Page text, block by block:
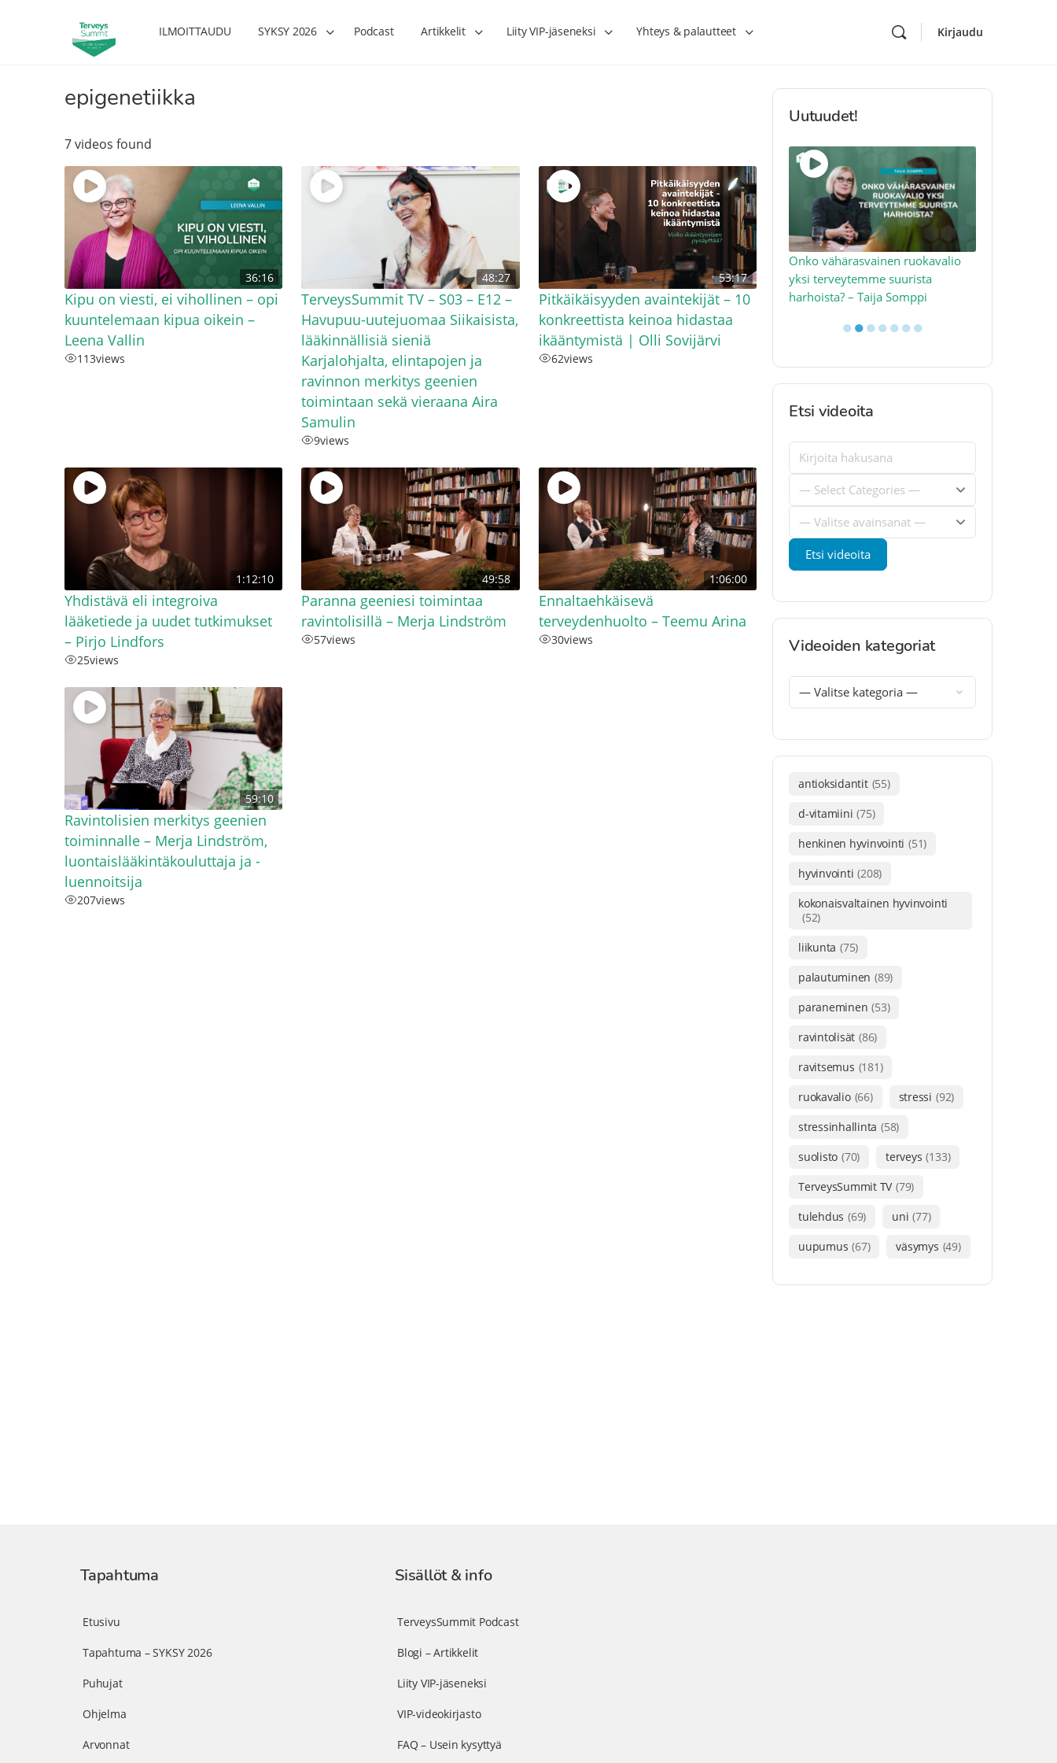
ILMOITTAUDU SYKSY 2026 Podcast Artikkelit Liity VIP-jäseneksi Yhteys & palautteet Kirjaudu
epigenetiikka
7 videos found
36:16
Kipu on viesti, ei vihollinen – opi
kuuntelemaan kipua oikein –
Leena Vallin
113views
48:27
TerveysSummit TV – S03 – E12 –
Havupuu-uutejuomaa Siikaisista,
lääkinnällisiä sieniä
Karjalohjalta, elintapojen ja
ravinnon merkitys geenien
toimintaan sekä vieraana Aira
Samulin
9views
53:17
Pitkäikäisyyden avaintekijät – 10
konkreettista keinoa hidastaa
ikääntymistä | Olli Sovijärvi
62views
1:12:10
Yhdistävä eli integroiva
lääketiede ja uudet tutkimukset
– Pirjo Lindfors
25views
49:58
Paranna geeniesi toimintaa
ravintolisillä – Merja Lindström
57views
1:06:00
Ennaltaehkäisevä
terveydenhuolto – Teemu Arina
30views
59:10
Ravintolisien merkitys geenien
toiminnalle – Merja Lindström,
luontaislääkintäkouluttaja ja -
luennoitsija
207views
Uutuudet!
Lihasharjoittelu on naisen tärkein
hormonihoito – Kaisa Jaakkola
Verisuonet priimakuntoon – näin
tuet verenkiertoa ruuan voimalla –
Hanna Voutilainen
Onko vähärasvainen ruokavalio
yksi terveytemme suurista
harhoista? – Taija Somppi
●●●●●●●
Etsi videoita
Videoiden kategoriat
antioksidantit (55)
d-vitamiini (75)
henkinen hyvinvointi (51)
hyvinvointi (208)
kokonaisvaltainen hyvinvointi
(52)
liikunta (75)
palautuminen (89)
paraneminen (53)
ravintolisät (86)
ravitsemus (181)
ruokavalio (66) stressi (92)
stressinhallinta (58)
suolisto (70) terveys (133)
TerveysSummit TV (79)
tulehdus (69) uni (77)
uupumus (67) väsymys (49)
Tapahtuma
Etusivu
Tapahtuma – SYKSY 2026
Puhujat
Ohjelma
Arvonnat
Sisällöt & info
TerveysSummit Podcast
Blogi – Artikkelit
Liity VIP-jäseneksi
VIP-videokirjasto
FAQ – Usein kysyttyä